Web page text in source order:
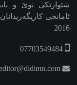
شێوازێکی نوێ و
ئامانجی
2016
07703549484